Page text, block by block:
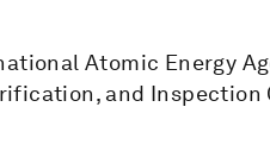
Atomic Energy
and Inspection